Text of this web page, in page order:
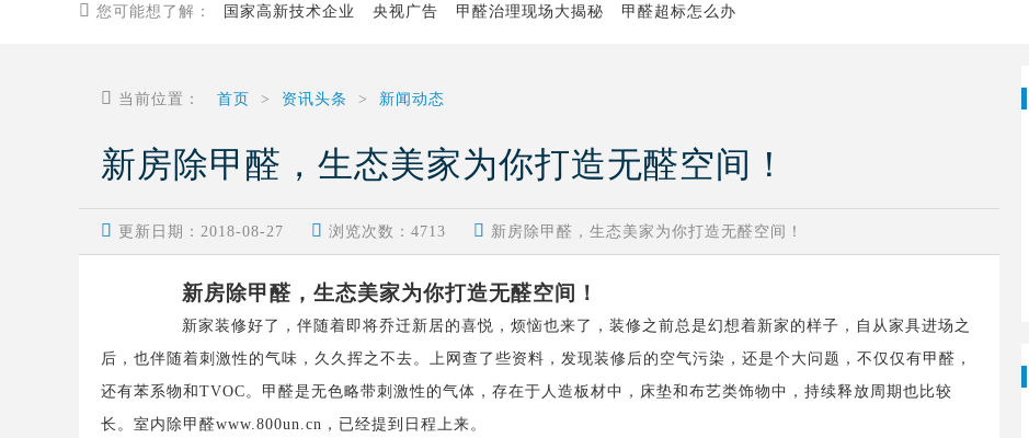
 您可能想了解： 国家高新技术企业 央视广告 甲醛治理现场大揭秘 甲醛超标怎么办
 当前位置： 首页 > 资讯头条 > 新闻动态
新房除甲醛，生态美家为你打造无醛空间！
 更新日期：2018-08-27  浏览次数： 4713  新房除甲醛，生态美家为你打造无醛空间！
新房除甲醛 ，生态美家为你打造无醛空间 ！
新家装修好了，伴随着即将乔迁新居的喜悦，烦恼也来了，装修之前总是幻想着新家的样子，自从家具进场之
后，也伴随着刺激性的气味，久久挥之不去。上网查了些资料，发现装修后的空气污染，还是个大问题，不仅仅有甲醛，
还有苯系物和 TVOC。甲醛是无色略带刺激性的气体，存在于人造板材中，床垫和布艺类饰物中，持续释放周期也比较
长。 室内除甲醛www.800un.cn ，已经提到日程上来。